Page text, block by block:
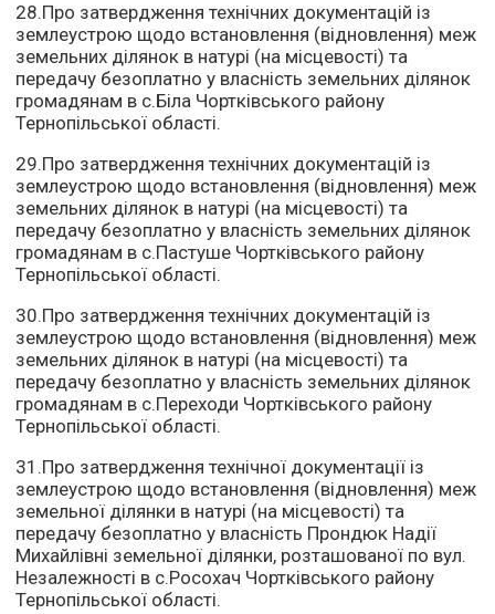
28.Про затвердження технічних документацій із
землеустрою щодо встановлення (відновлення) меж
земельних ділянок в натурі (на місцевості) та
передачу безоплатно у власність земельних ділянок
громадянам в с.Біла Чортківського району
Тернопільської області.
29.Про затвердження технічних документацій із
землеустрою щодо встановлення (відновлення) меж
земельних ділянок в натурі (на місцевості) та
передачу безоплатно у власність земельних ділянок
громадянам в с.Пастуше Чортківського району
Тернопільської області.
30.Про затвердження технічних документацій із
землеустрою щодо встановлення (відновлення) меж
земельних ділянок в натурі (на місцевості) та
передачу безоплатно у власність земельних ділянок
громадянам в с.Переходи Чортківського району
Тернопільської області.
31.Про затвердження технічної документації із
землеустрою щодо встановлення (відновлення) меж
земельної ділянки в натурі (на місцевості) та
передачу безоплатно у власність Прондюк Надії
Михайлівні земельної ділянки, розташованої по вул.
Незалежності в с.Росохач Чортківського району
Тернопільської області.